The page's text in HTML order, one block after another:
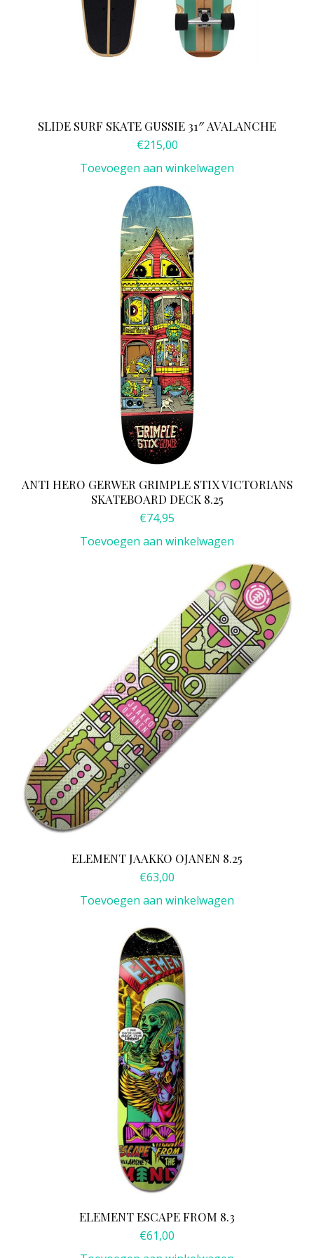
SLIDE SURF SKATE GUSSIE 31″ AVALANCHE
€215,00
Toevoegen aan winkelwagen
ANTI HERO GERWER GRIMPLE STIX VICTORIANS
SKATEBOARD DECK 8.25
€74,95
Toevoegen aan winkelwagen
ELEMENT JAAKKO OJANEN 8.25
€63,00
Toevoegen aan winkelwagen
ELEMENT ESCAPE FROM 8.3
€61,00